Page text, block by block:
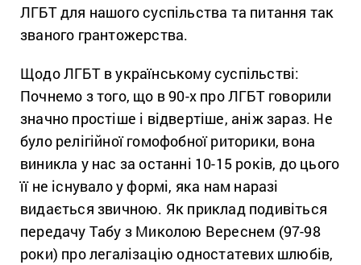
ЛГБТ для нашого суспільства та питання так
званого грантожерства.
Щодо ЛГБТ в українському суспільстві:
Почнемо з того, що в 90-х про ЛГБТ говорили
значно простіше і відвертіше, аніж зараз. Не
було релігійної гомофобної риторики, вона
виникла у нас за останні 10-15 років, до цього
її не існувало у формі, яка нам наразі
видається звичною. Як приклад подивіться
передачу Табу з Миколою Вереснем (97-98
роки) про легалізацію одностатевих шлюбів,